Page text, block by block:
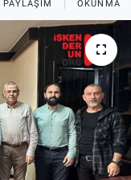
PAYLAŞIM OKUNMA